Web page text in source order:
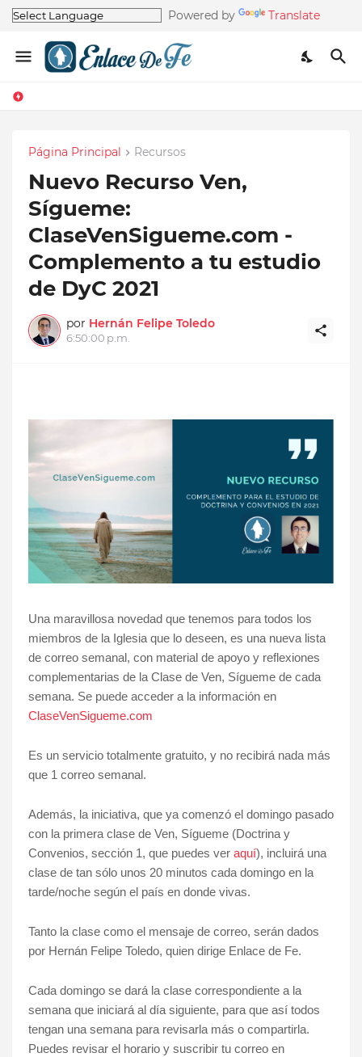
Powered by Translate
Página Principal Recursos
Nuevo Recurso Ven,
Sígueme:
ClaseVenSigueme.com -
Complemento a tu estudio
de DyC 2021
por Hernán Felipe Toledo
6:50:00 p.m.
Una maravillosa novedad que tenemos para todos los
miembros de la Iglesia que lo deseen, es una nueva lista
de correo semanal, con material de apoyo y reflexiones
complementarias de la Clase de Ven, Sígueme de cada
semana. Se puede acceder a la información en
ClaseVenSigueme.com
Es un servicio totalmente gratuito, y no recibirá nada más
que 1 correo semanal.
Además, la iniciativa, que ya comenzó el domingo pasado
con la primera clase de Ven, Sígueme (Doctrina y
Convenios, sección 1, que puedes ver aquí), incluirá una
clase de tan sólo unos 20 minutos cada domingo en la
tarde/noche según el país en donde vivas.
Tanto la clase como el mensaje de correo, serán dados
por Hernán Felipe Toledo, quien dirige Enlace de Fe.
Cada domingo se dará la clase correspondiente a la
semana que iniciará al día siguiente, para que así todos
tengan una semana para revisarla más o compartirla.
Puedes revisar el horario y suscribir tu correo en